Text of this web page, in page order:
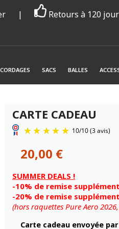
| Retours à 120
CORDAGES SACS BALLES
CARTE CADEAU
20,00 €
SUMMER DEALS !
-10% de remise
-20% de remise
(hors raquettes Pure Aero
Carte cadeau envoyée